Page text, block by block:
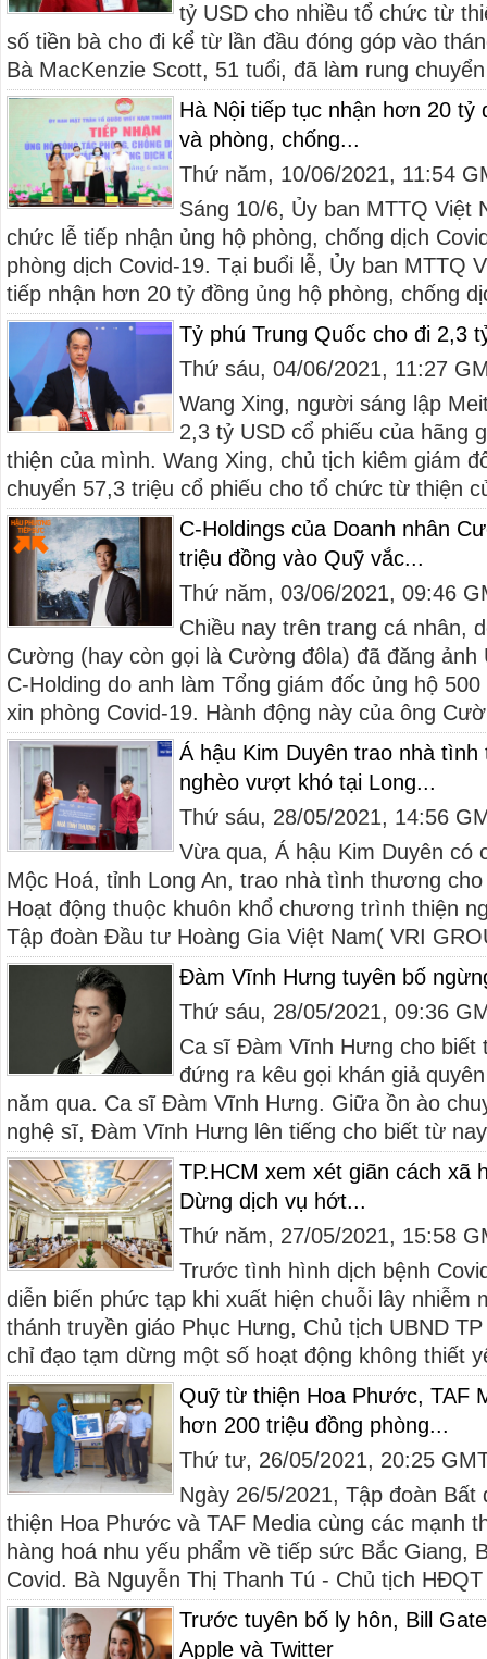
tỷ USD cho nhiều tổ chức từ
số tiền bà cho đi kể từ lần đầu đóng góp vào
Bà MacKenzie Scott, 51 tuổi, đã làm rung
Hà Nội tiếp tục nhận hơn 20 tỷ
và phòng, chống...
Thứ năm, 10/06/2021, 11:54
Sáng 10/6, Ủy ban MTTQ Việt
chức lễ tiếp nhận ủng hộ phòng, chống dịch
phòng dịch Covid-19. Tại buổi lễ, Ủy ban MTTQ
tiếp nhận hơn 20 tỷ đồng ủng hộ phòng, chống
Tỷ phú Trung Quốc cho đi 2,3
Thứ sáu, 04/06/2021, 11:27
Wang Xing, người sáng lập
2,3 tỷ USD cổ phiếu của hãng
thiện của mình. Wang Xing, chủ tịch kiêm giám
chuyển 57,3 triệu cổ phiếu cho tổ chức từ thiện
C-Holdings của Doanh nhân
triệu đồng vào Quỹ vắc...
Thứ năm, 03/06/2021, 09:46
Chiều nay trên trang cá nhân,
Cường (hay còn gọi là Cường đôla) đã đăng ảnh
C-Holding do anh làm Tổng giám đốc ủng hộ
xin phòng Covid-19. Hành động này của ông
Á hậu Kim Duyên trao nhà
nghèo vượt khó tại Long...
Thứ sáu, 28/05/2021, 14:56
Vừa qua, Á hậu Kim Duyên có
Mộc Hoá, tỉnh Long An, trao nhà tình thương
Hoạt động thuộc khuôn khổ chương trình thiện
Tập đoàn Đầu tư Hoàng Gia Việt Nam( VRI
Đàm Vĩnh Hưng tuyên bố
Thứ sáu, 28/05/2021, 09:36
Ca sĩ Đàm Vĩnh Hưng cho biết
đứng ra kêu gọi khán giả
năm qua. Ca sĩ Đàm Vĩnh Hưng. Giữa ồn ào
nghệ sĩ, Đàm Vĩnh Hưng lên tiếng cho biết từ
TP.HCM xem xét giãn cách xã
Dừng dịch vụ hớt...
Thứ năm, 27/05/2021, 15:58
Trước tình hình dịch bệnh
diễn biến phức tạp khi xuất hiện chuỗi lây nhiễm
thánh truyền giáo Phục Hưng, Chủ tịch UBND
chỉ đạo tạm dừng một số hoạt động không thiết
Quỹ từ thiện Hoa Phước, TAF
hơn 200 triệu đồng phòng...
Thứ tư, 26/05/2021, 20:25
Ngày 26/5/2021, Tập đoàn
thiện Hoa Phước và TAF Media cùng các mạnh
hàng hoá nhu yếu phẩm về tiếp sức Bắc Giang,
Covid. Bà Nguyễn Thị Thanh Tú - Chủ tịch
Trước tuyên bố ly hôn, Bill
Apple và Twitter